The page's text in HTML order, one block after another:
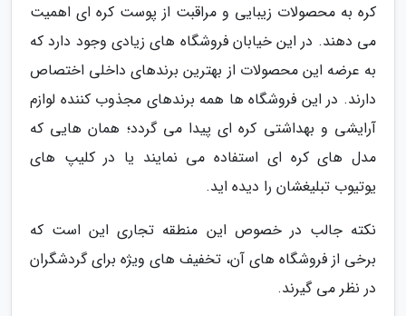
کره به محصولات زیبایی و مراقبت از پوست کره ای اهمیت
می دهند. در این خیابان فروشگاه های زیادی وجود دارد که
به عرضه این محصولات از بهترین برندهای داخلی اختصاص
دارند. در این فروشگاه ها همه برندهای مجذوب کننده لوازم
آرایشی و بهداشتی کره ای پیدا می گردد؛ همان هایی که
مدل های کره ای استفاده می نمایند یا در کلیپ های
یوتیوب تبلیغشان را دیده اید.
نکته جالب در خصوص این منطقه تجاری این است که
برخی از فروشگاه های آن، تخفیف های ویژه برای گردشگران
در نظر می گیرند.